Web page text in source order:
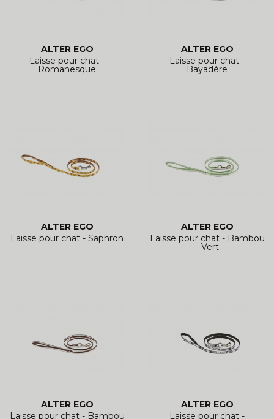
ALTER EGO
Laisse pour chat -
Romanesque
ALTER EGO
Laisse pour chat -
Bayadère
ALTER EGO
Laisse pour chat - Saphron
ALTER EGO
Laisse pour chat - Bambou
- Vert
ALTER EGO
Laisse pour chat - Bambou
ALTER EGO
Laisse pour chat -